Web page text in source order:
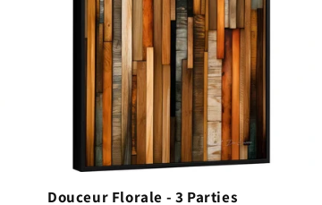
Douceur Florale - 3 Parties